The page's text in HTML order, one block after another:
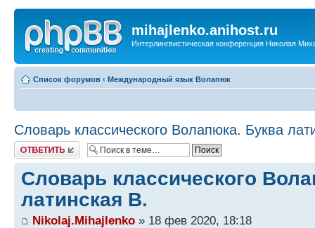
mihajlenko.anihost.ru
Интерлингвистическая конференция Николая
Список форумов ‹ Международный язык Волапюк
Словарь классического Волапюка. Буква
Ответить
Словарь классического
латинская B.
Nikolaj.Mihajlenko » 18 фев 2020, 18:18